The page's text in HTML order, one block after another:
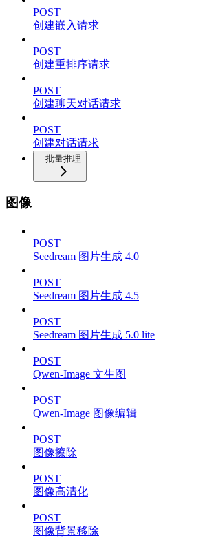
POST
创建嵌入请求
POST
创建重排序请求
POST
创建聊天对话请求
POST
创建对话请求
批量推理
图像
POST
Seedream 图片生成 4.0
POST
Seedream 图片生成 4.5
POST
Seedream 图片生成 5.0 lite
POST
Qwen-Image 文生图
POST
Qwen-Image 图像编辑
POST
图像擦除
POST
图像高清化
POST
图像背景移除